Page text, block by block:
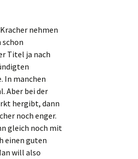
nehmen
schon
Titel ja nach
In manchen
Aber bei der
hergibt, dann
noch enger.
gleich noch mit
einen guten
will also